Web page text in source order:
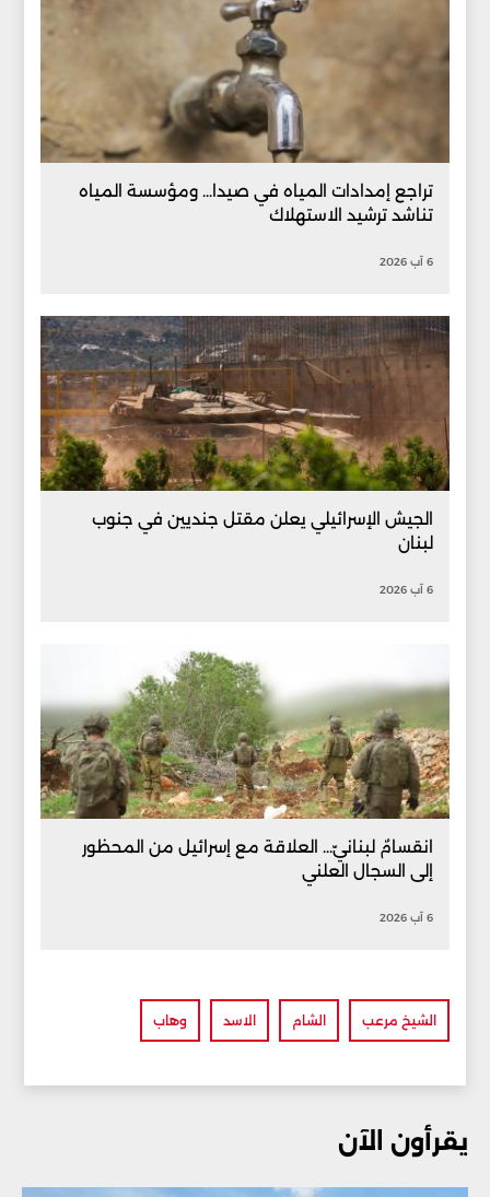
تراجع إمدادات المياه في صيدا... ومؤسسة المياه
تناشد ترشيد الاستهلاك
6 آب 2026
الجيش الإسرائيلي يعلن مقتل جنديين في جنوب
لبنان
6 آب 2026
انقسامٌ لبنانيّ... العلاقة مع إسرائيل من المحظور
إلى السجال العلني
6 آب 2026
الشيخ مرعب الشام الاسد وهاب
يقرأون الآن